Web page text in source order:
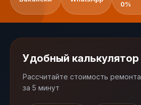
0%
Удобный калькулятор
Рассчитайте стоимость ремонта
за 5 минут